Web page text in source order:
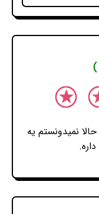
)
نمیدونستم یه